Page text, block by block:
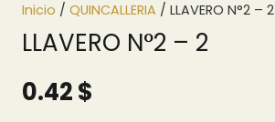
Inicio / QUINCALLERIA / LLAVERO N°2 – 2
LLAVERO N°2 – 2
0.42$